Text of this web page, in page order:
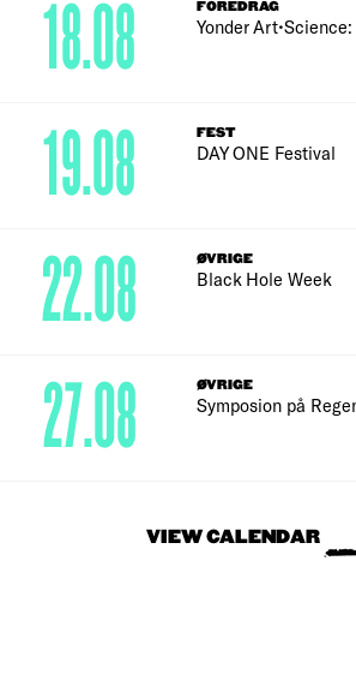
FOREDRAG
Yonder
18.08
FEST
DAY ONE Festival
19.08
ØVRIGE
Black Hole Week
22.08
ØVRIGE
Symposion på
27.08
VIEW CALENDAR